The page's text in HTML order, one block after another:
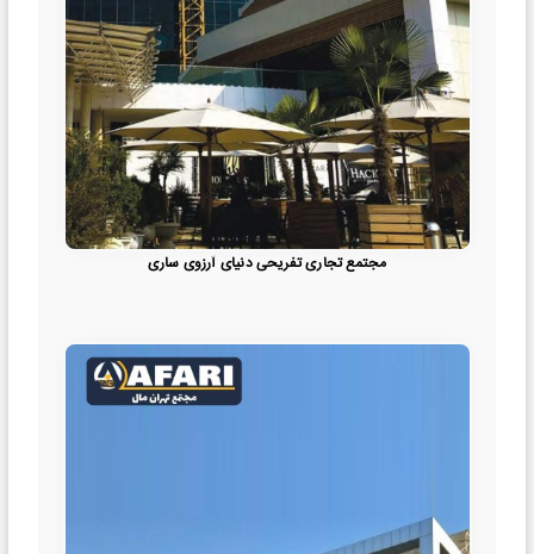
مجتمع تجاری تفریحی دنیای آرزوی ساری